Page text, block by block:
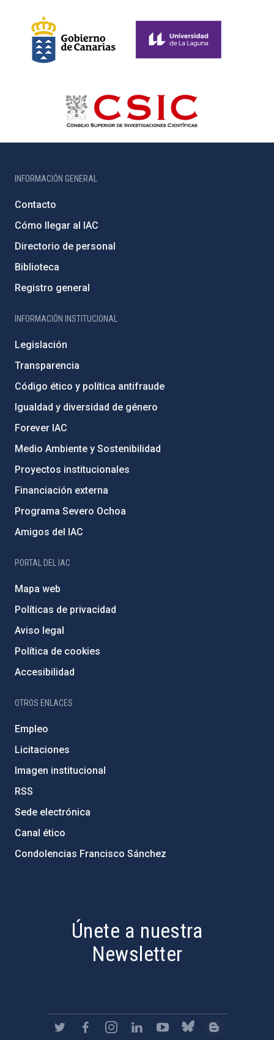
INFORMACIÓN GENERAL
Contacto
Cómo llegar al IAC
Directorio de personal
Biblioteca
Registro general
INFORMACIÓN INSTITUCIONAL
Legislación
Transparencia
Código ético y política antifraude
Igualdad y diversidad de género
Forever IAC
Medio Ambiente y Sostenibilidad
Proyectos institucionales
Financiación externa
Programa Severo Ochoa
Amigos del IAC
PORTAL DEL IAC
Mapa web
Políticas de privacidad
Aviso legal
Política de cookies
Accesibilidad
OTROS ENLACES
Empleo
Licitaciones
Imagen institucional
RSS
Sede electrónica
Canal ético
Condolencias Francisco Sánchez
Únete a nuestra
Newsletter